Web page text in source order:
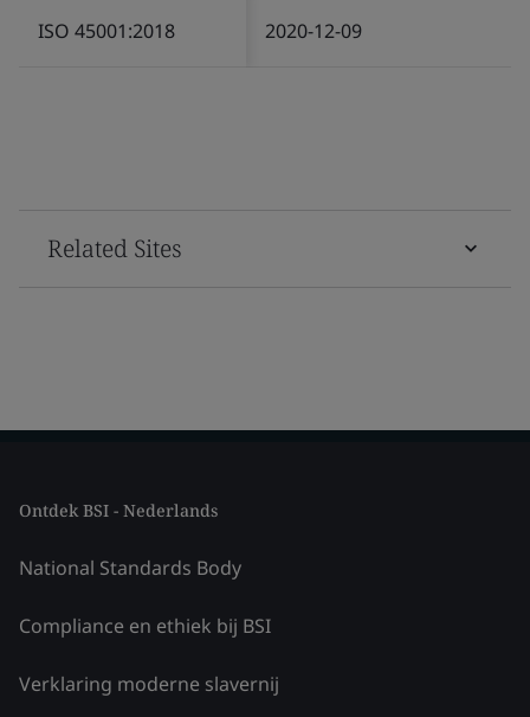
ISO 45001:2018 2020-12-09
Related Sites
Ontdek BSI - Nederlands
National Standards Body
Compliance en ethiek bij BSI
Verklaring moderne slavernij